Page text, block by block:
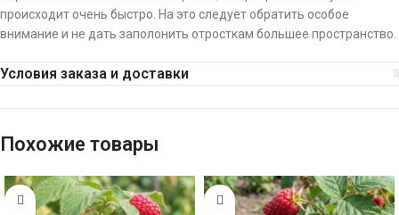
происходит очень быстро. На это следует обратить особое
внимание и не дать заполонить отросткам большее пространство.
Условия заказа и доставки
Похожие товары